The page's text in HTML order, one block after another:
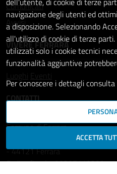
Comunicati
Avvisi
VIVERE FERRARA
Luoghi
Eventi
CONTATTI
Comune di Ferrara
Piazza del Municipio, 2
- 44121 Ferrara
Codice fiscale: 00297110389
navigazione degli utenti ed
a disposizione. Selezionando
all'utilizzo di cookie di terze
utilizzati solo i cookie tecnici
funzionalità aggiuntive
Per conoscere i dettagli
ACCETTA